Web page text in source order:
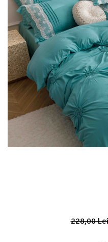
Lenjerii Pat Imprimeu 5D cu
Cearceaf cu Elastic pat 1
Cearceaf cu Elastic pat 2
Lenjerii Pat Inimi Brodate
Lenjerii Pat, Bumbac-Finet
Persoana
Lenjerii Pat, Bumbac-Finet
Persoane
Cearceaf cu Elastic
228,00 Lei